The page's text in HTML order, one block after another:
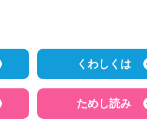
くわしくは
ためし読み